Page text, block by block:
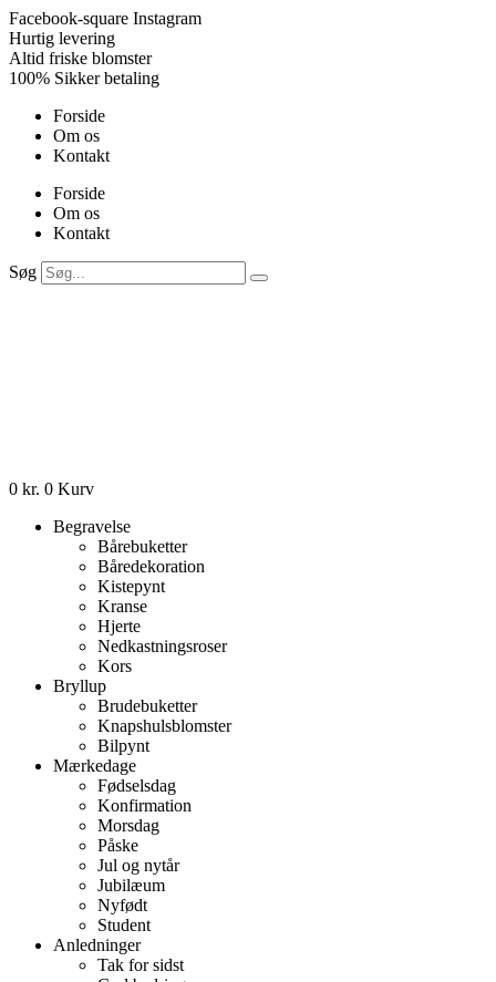
Videre
til
indhold
Facebook-square Instagram
Hurtig levering
Altid friske blomster
100% Sikker betaling
Forside
Om os
Kontakt
Forside
Om os
Kontakt
Søg
0 kr. 0 Kurv
Begravelse
Bårebuketter
Båredekoration
Kistepynt
Kranse
Hjerte
Nedkastningsroser
Kors
Bryllup
Brudebuketter
Knapshulsblomster
Bilpynt
Mærkedage
Fødselsdag
Konfirmation
Morsdag
Påske
Jul og nytår
Jubilæum
Nyfødt
Student
Anledninger
Tak for sidst